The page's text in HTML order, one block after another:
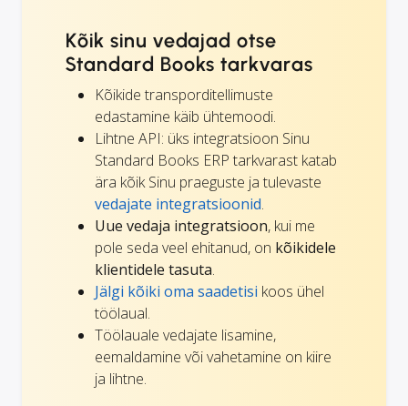
Kõik sinu vedajad otse
Standard Books tarkvaras
Kõikide transporditellimuste
edastamine käib ühtemoodi.
Lihtne API: üks integratsioon Sinu
Standard Books ERP tarkvarast katab
ära kõik Sinu praeguste ja tulevaste
vedajate integratsioonid.
Uue vedaja integratsioon, kui me
pole seda veel ehitanud, on kõikidele
klientidele tasuta.
Jälgi kõiki oma saadetisi koos ühel
töölaual.
Töölauale vedajate lisamine,
eemaldamine või vahetamine on kiire
ja lihtne.